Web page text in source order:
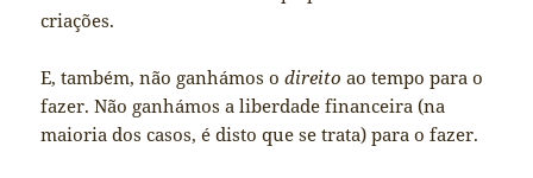
criações.
E, também, não ganhámos odireito ao tempo para o
fazer. Não ganhámos a liberdade financeira (na
maioria dos casos, é disto que se trata) para o fazer.